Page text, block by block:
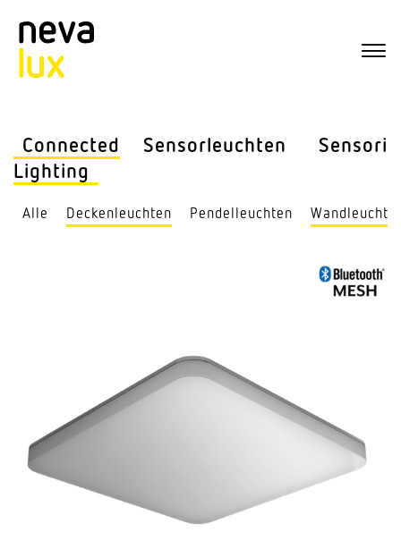
Connected
Lighting
Sensor­leuchten Sensorik
Alle Decken­leuchten Pendel­leuchten